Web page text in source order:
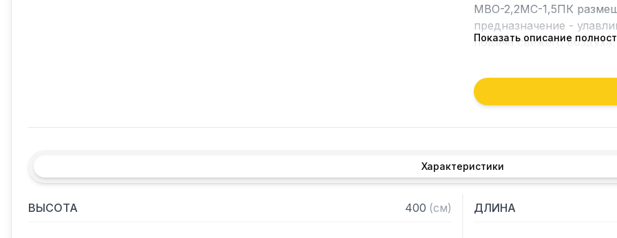
МВО-2,2МС-1,5ПК
предназначение -
подача свежего
Кроме того, зонт
которые в противном
утвари. Поэтому это
Особенности:
— Приточно-вытяжной
Показать описание
Характеристики
ВЫСОТА 400 (см) ДЛИНА